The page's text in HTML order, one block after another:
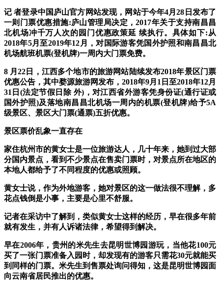
记 者登录中国庐山官方网站发现，网站于今年4月28日发布了
一则门票优惠措施:庐山管理局决定，2017年关于支持南昌昌
北机场冲千万人次的园门优惠政策延 续执行。具体如下:从
2018年5月至2019年12月，对国际游客凭国外护照和南昌昌北
机场航班机票(登机牌)一周内大门票免费。
8 月22日，江西多个地市的旅游网站陆续发布2018年景区门票
优惠公告，其中婺源旅游网发布，2018年9月1日至2018年12月
31日(法定节假日除 外)，对江西省外游客凭身份证(通行证或
国外护照)及落地南昌昌北机场一周内的机票(登机牌)给予5A
级景区、景区大门票(通票)五折优惠。
景区票价乱象一直存在
家住杭州市的黄女士是一位旅游达人，几十年来，她到过大部
分国内景点，看到不少景点在售卖门票时，对景点所在地区的
本地人都给予了不同程度的优惠或照顾。
黄女士说，作为外地游客，她对景区的这一做法很不理解，多
花点钱倒是小事，主要是心里不舒服。
记者在采访中了解到，类似黄女士这样的经历，早在很多年前
就有发生，并有人诉诸法律，希望得到解决。
早在2006年，贵州的米先生去昆明世博园游玩，当他花100元
买了一张门票准备入园时，却发现有的游客只需花30元就能买
到同样的门票。米先生到售票处询问得知，这是昆明世博园面
向云南省居民推出的优惠。